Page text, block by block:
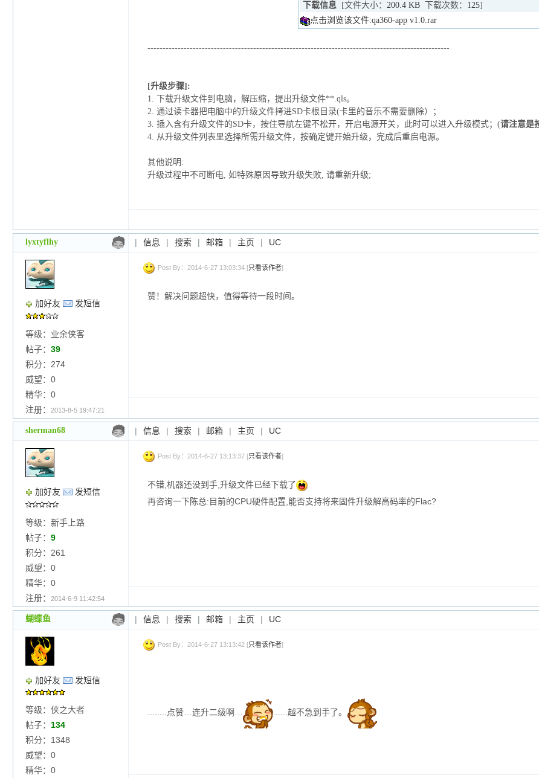
下载信息[文件大小： 200.4 KB下载次数： 125]
点击浏览该文件:qa360-app v1.0.rar
----------------------------------------------------------------------------------------------------
[升级步骤]:
1. 下载升级文件到电脑，解压缩，提出升级文件**.qls。
2. 通过读卡器把电脑中的升级文件拷进SD卡根目录(卡里的音乐不需要删除）；
3. 插入含有升级文件的SD卡， 按住导航左键不松开，开启电源开关，此时可以进入升级模式；(请注意是
4. 从升级文件列表里选择所需升级文件，按确定键开始升级，完成后重启电源。
其他说明:
升级过程中不可断电, 如特殊原因导致升级失败, 请重新升级;
lyxtyflhy | 信息 | 搜索 | 邮箱 | 主页 | UC
加好友 发短信
等级：业余侠客
帖子： 39
积分：274
威望：0
精华：0
注册：
2013-8-5 19:47:21
Post By：2014-6-27 13:03:34 [只看该作者]
赞！解决问题超快，值得等待一段时间。
sherman68 | 信息 | 搜索 | 邮箱 | 主页 | UC
加好友 发短信
等级：新手上路
帖子： 9
积分：261
威望：0
精华：0
注册：
2014-6-9 11:42:54
Post By：2014-6-27 13:13:37 [只看该作者]
不错,机器还没到手,升级文件已经下载了
再咨询一下陈总:目前的CPU硬件配置,能否支持将来固件升级解高码率的Flac?
蝴蝶鱼 | 信息 | 搜索 | 邮箱 | 主页 | UC
加好友 发短信
等级：侠之大者
帖子： 134
积分：1348
威望：0
精华：0
Post By：2014-6-27 13:13:42 [只看该作者]
........点赞…连升二级啊 … ......越不急到 手 了。